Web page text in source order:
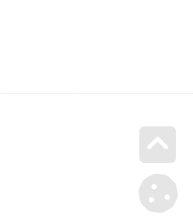
Go